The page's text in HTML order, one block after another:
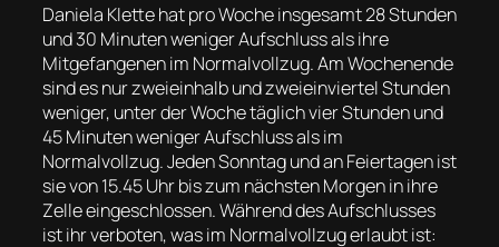
Daniela Klette hat pro Woche insgesamt 28 Stunden
und 30 Minuten weniger Aufschluss als ihre
Mitgefangenen im Normalvollzug. Am Wochenende
sind es nur zweieinhalb und zweieinviertel Stunden
weniger, unter der Woche täglich vier Stunden und
45 Minuten weniger Aufschluss als im
Normalvollzug. Jeden Sonntag und an Feiertagen ist
sie von 15.45 Uhr bis zum nächsten Morgen in ihre
Zelle eingeschlossen. Während des Aufschlusses
ist ihr verboten, was im Normalvollzug erlaubt ist: